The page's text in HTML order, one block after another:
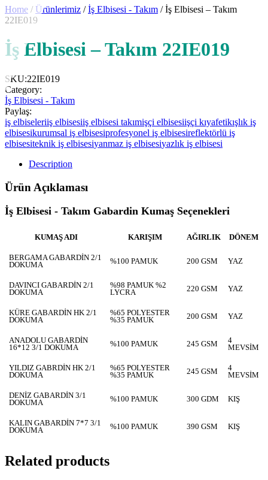
Home / Ürünlerimiz /İş Elbisesi - Takım / İş Elbisesi – Takım
22IE019
İş Elbisesi – Takım 22IE019
SKU:22IE019
Category:
İş Elbisesi - Takım
Paylaş:
iş elbiseleriiş elbisesiiş elbisesi takımişçi elbisesiişçi kıyafetikışlık iş
elbisesikurumsal iş elbisesiprofesyonel iş elbisesireflektörlü iş
elbisesiteknik iş elbisesiyanmaz iş elbisesiyazlık iş elbisesi
Description
Ürün Açıklaması
İş Elbisesi - Takım Gabardin Kumaş Seçenekleri
KUMAŞ ADI KARIŞIM AĞIRLIK DÖNEM
BERGAMA GABARDİN 2/1
DOKUMA
%100 PAMUK 200 GSM YAZ
DAVINCI GABARDİN 2/1
DOKUMA
%98 PAMUK %2
LYCRA
220 GSM YAZ
KÜRE GABARDİN HK 2/1
DOKUMA
%65 POLYESTER
%35 PAMUK
200 GSM YAZ
ANADOLU GABARDİN
16*12 3/1 DOKUMA
%100 PAMUK 245 GSM
4
MEVSİM
YILDIZ GABRDİN HK 2/1
DOKUMA
%65 POLYESTER
%35 PAMUK
245 GSM
4
MEVSİM
DENİZ GABARDİN 3/1
DOKUMA
%100 PAMUK 300 GDM KIŞ
KALIN GABARDİN 7*7 3/1
DOKUMA
%100 PAMUK 390 GSM KIŞ
Related products